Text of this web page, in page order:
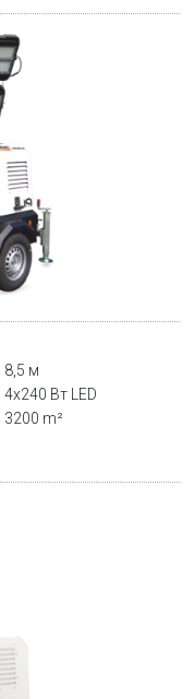
8,5 м
4x240 Вт LED
3200 m²